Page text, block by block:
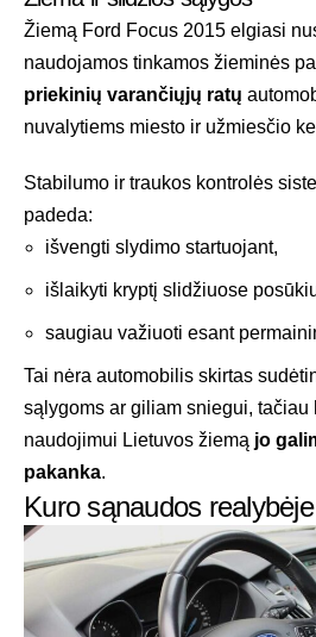
Žiemą Ford Focus 2015 elgiasi
naudojamos tinkamos žieminės
priekinių varančiųjų ratų
nuvalytiems miesto ir užmiesčio
Stabilumo ir traukos kontrolės
padeda:
išvengti slydimo startuojant,
išlaikyti kryptį slidžiuose
saugiau važiuoti esant
Tai nėra automobilis skirtas
sąlygoms ar giliam sniegui, tačiau
naudojimui Lietuvos žiemą jo
pakanka.
Kuro sąnaudos realybėje